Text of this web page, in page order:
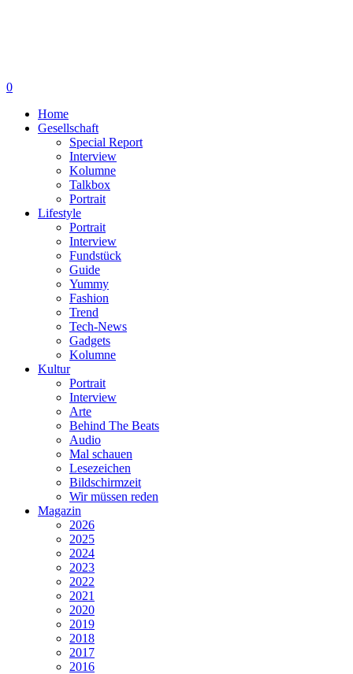
0
Home
Gesellschaft
Special Report
Interview
Kolumne
Talkbox
Portrait
Lifestyle
Portrait
Interview
Fundstück
Guide
Yummy
Fashion
Trend
Tech-News
Gadgets
Kolumne
Kultur
Portrait
Interview
Arte
Behind The Beats
Audio
Mal schauen
Lesezeichen
Bildschirmzeit
Wir müssen reden
Magazin
2026
2025
2024
2023
2022
2021
2020
2019
2018
2017
2016